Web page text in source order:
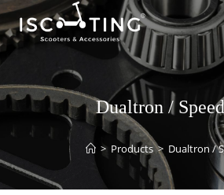
Dualtron /
> Products > Dualtron /